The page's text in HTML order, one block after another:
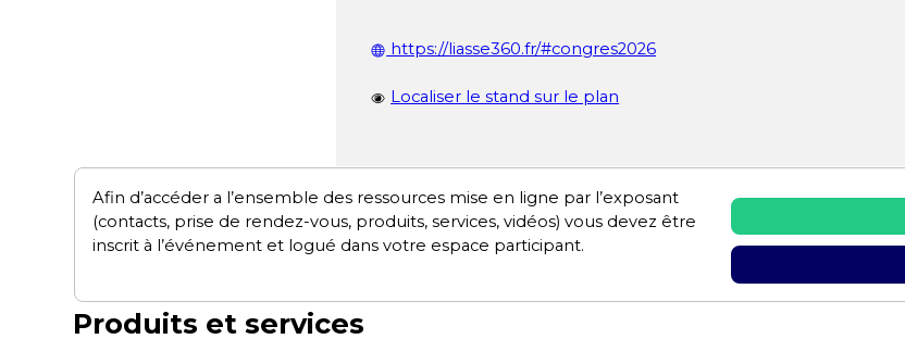
https://liasse360.fr/#congres2026
Localiser le stand sur le plan
Afin d’accéder a l’ensemble des ressources mise en ligne par l’exposant
(contacts, prise de rendez-vous, produits, services, vidéos) vous devez être
inscrit à l’événement et logué dans votre espace participant.
Produits et services